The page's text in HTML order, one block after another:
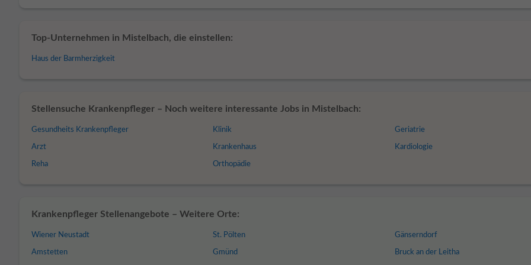
Top-Unternehmen in Mistelbach, die einstellen:
Haus der Barmherzigkeit
Stellensuche Krankenpfleger – Noch weitere interessante Jobs in Mistelbach:
Gesundheits Krankenpfleger
Arzt
Reha
Klinik
Krankenhaus
Orthopädie
Geriatrie
Kardiologie
Krankenpfleger Stellenangebote – Weitere Orte:
Wiener Neustadt
Amstetten
St. Pölten
Gmünd
Gänserndorf
Bruck an der Leitha